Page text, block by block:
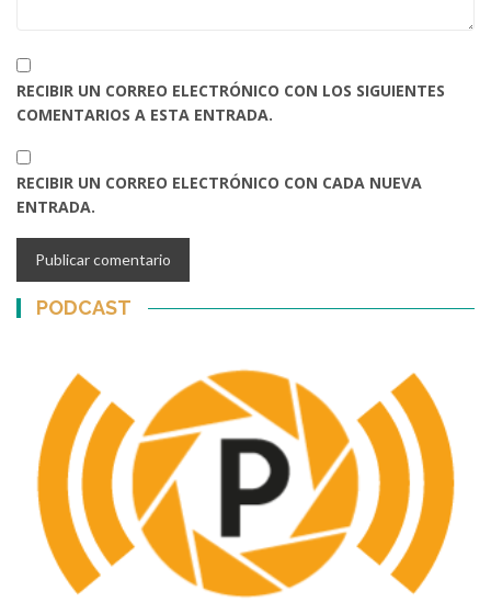
RECIBIR UN CORREO ELECTRÓNICO CON LOS SIGUIENTES
COMENTARIOS A ESTA ENTRADA.
RECIBIR UN CORREO ELECTRÓNICO CON CADA NUEVA
ENTRADA.
PODCAST